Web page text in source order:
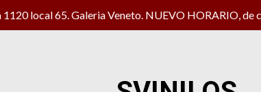
local 65. Galeria Veneto. NUEVO HORARIO, de